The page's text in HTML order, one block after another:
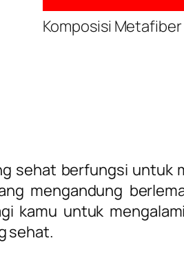
Komposisi
sehat berfungsi untuk
mengandung
kamu untuk
sehat.